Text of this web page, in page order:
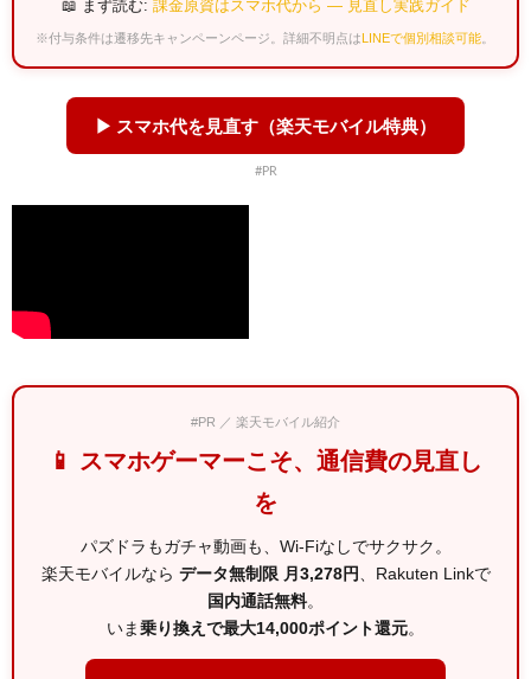
📖 まず読む: 課金原資はスマホ代から — 見直し実践ガイド
※付与条件は遷移先キャンペーンページ。詳細不明点はLINEで個別相談可能
▶ スマホ代を見直す（楽天モバイル特典）
#PR
#PR ／ 楽天モバイル紹介
📱 スマホゲーマーこそ、通信費の見直し
を
パズドラもガチャ動画も、Wi-Fiなしでサクサク。
楽天モバイルなら データ無制限 月3,278円 、Rakuten Linkで
国内通話無料。
いま乗り換えで最大14,000ポイント還元。